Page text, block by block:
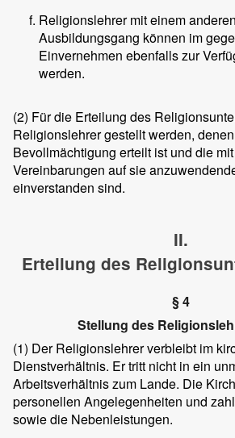
Religionslehrer mit einem
Ausbildungsgang können im
Einvernehmen ebenfalls zur
werden.
(2) Für die Erteilung des
Religionslehrer gestellt werden,
Bevollmächtigung erteilt ist und die
Vereinbarungen auf sie
einverstanden sind.
II.
Erteilung des
§ 4
Stellung des
(1) Der Religionslehrer verbleibt im
Dienstverhältnis. Er tritt nicht in ein
Arbeitsverhältnis zum Lande. Die
personellen Angelegenheiten und
sowie die Nebenleistungen.